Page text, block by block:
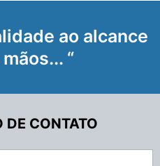
ao alcance
“
DE CONTATO